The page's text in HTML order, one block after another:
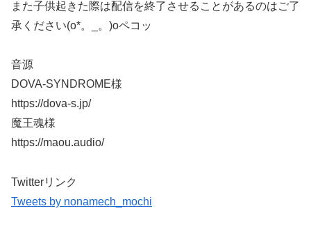
また子供起きた際は配信を終了させることがあるのはご了
承ください(o*。_。)oペコッ
音源
DOVA-SYNDROME様
https://dova-s.jp/
魔王魂様
https://maou.audio/
Twitterリンク
Tweets by nonamech_mochi